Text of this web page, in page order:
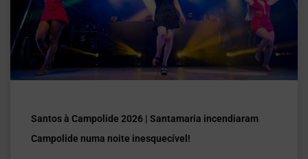
Santos à Campolide 2026 | Santamaria incendiaram
Campolide numa noite inesquecível!